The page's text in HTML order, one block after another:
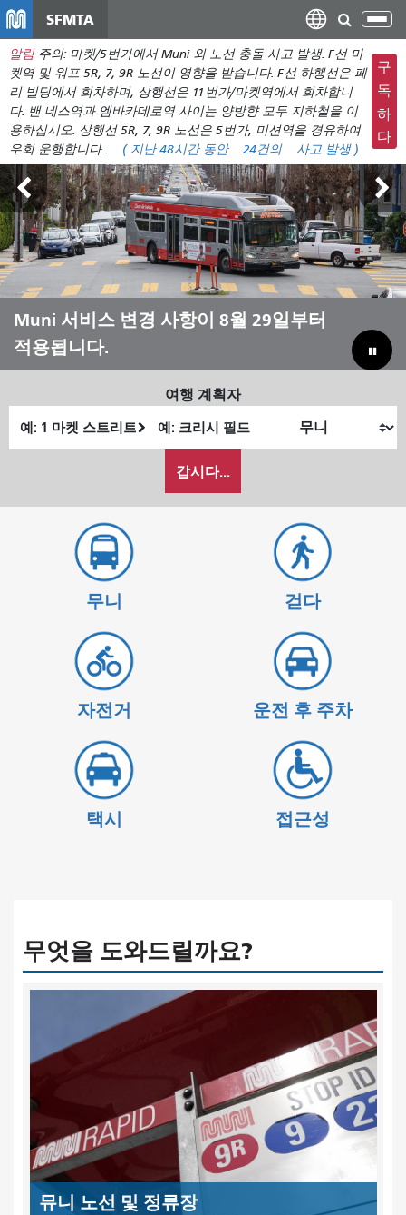
컨
텐
츠
로
건
너
뛰
기
SFMTA
탐
색
메
뉴
전
환
알림 주의: 마켓/5번가에서 Muni 외 노선 충돌 사고 발생. F선 마
켓역 및 워프 5R, 7, 9R 노선이 영향을 받습니다. F선 하행선은 페
리 빌딩에서 회차하며, 상행선은 11번가/마켓역에서 회차합니
다. 밴 네스역과 엠바카데로역 사이는 양방향 모두 지하철을 이
용하십시오. 상행선 5R, 7, 9R 노선은 5번가, 미션역을 경유하여
우회 운행합니다. ( 지난 48시간 동안 24건의 사고 발생 )
구
독
하
다
아웃사이드 랜즈 8월 7일~9일
Muni 서비스 변경 사항이 8월 29일부터
적용됩니다.
Muni와 함께 여름을 보내세요
Muni를 살리기 위해 예산 부족분을 메
우기
여행 계획자
가
여
갑시다...
무니 걷다
자전거 운전 후 주차
택시 접근성
무엇을 도와드릴까요?
뮤니 노선 및 정류장